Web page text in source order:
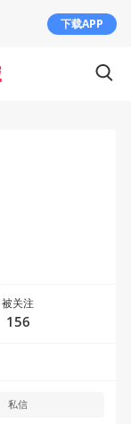
被关注
156
私信
下载APP